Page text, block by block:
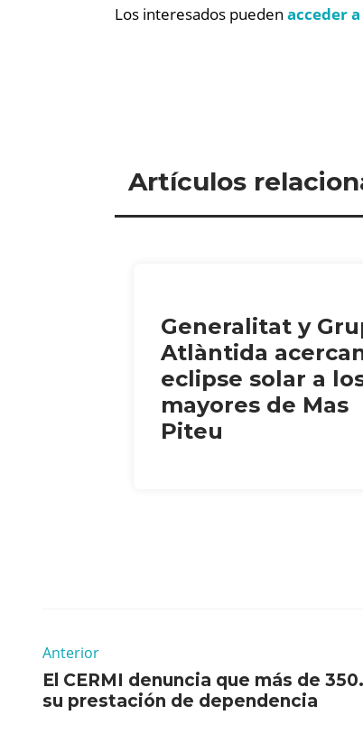
Los interesados pueden acceder
Artículos
Generalitat y
Atlàntida
eclipse solar a
mayores de Mas
Piteu
Anterior
El CERMI denuncia que más de
su prestación de dependencia